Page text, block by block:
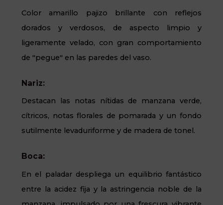
Color amarillo pajizo brillante con reflejos
dorados y verdosos, de aspecto limpio y
ligeramente velado, con gran comportamiento
de "pegue" en las paredes del vaso.
Nariz:
Destacan las notas nítidas de manzana verde,
cítricos, notas florales de pomarada y un fondo
sutilmente levaduriforme y de madera de tonel.
Boca:
En el paladar despliega un equilibrio fantástico
entre la acidez fija y la astringencia noble de la